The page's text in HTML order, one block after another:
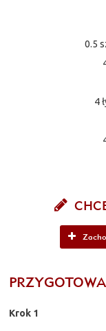
0.5
4
Krok 1